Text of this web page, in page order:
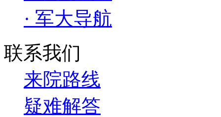
· 军大导航
联系我们
来院路线
疑难解答